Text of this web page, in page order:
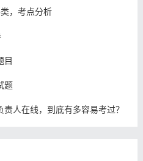
，考点分析
目
题
人在线，到底有多容易考过？